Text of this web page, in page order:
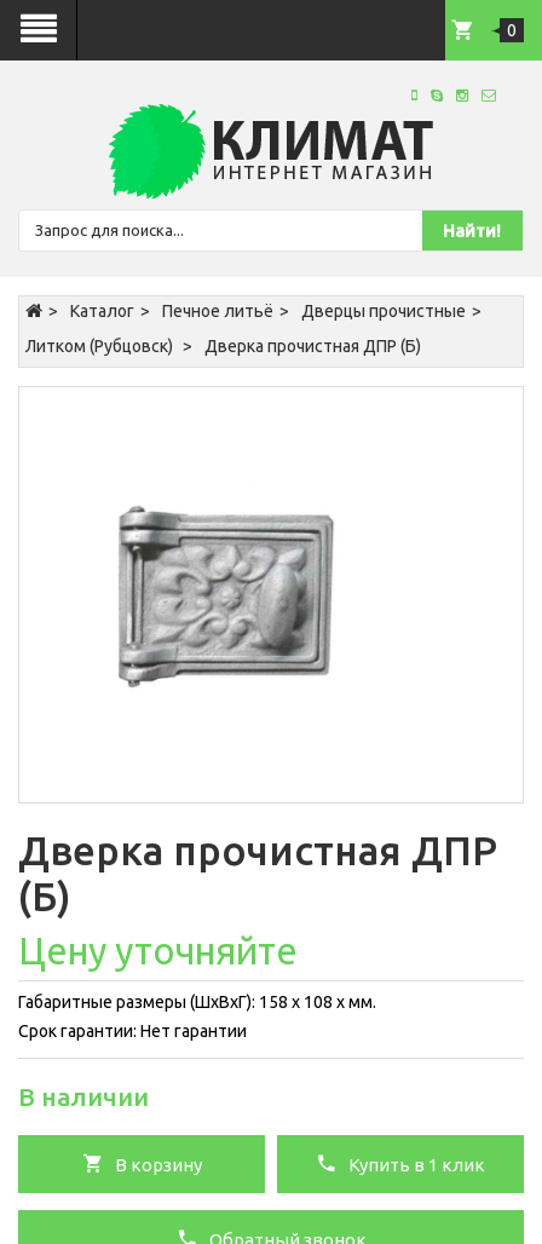
0
Каталог Печное литьё
Дверцы прочистные
Литком (Рубцовск)
Дверка прочистная ДПР (Б)
Дверка прочистная ДПР
(Б)
Цену уточняйте
Габаритные размеры (ШхВхГ): 158 x 108 x мм.
Срок гарантии: Нет гарантии
В наличии
В корзину Купить в 1 клик
Обратный звонок